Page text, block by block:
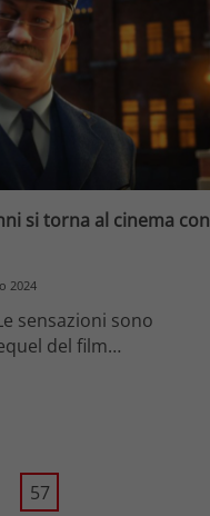
si torna al cinema con
2024
sensazioni sono
del film…
57